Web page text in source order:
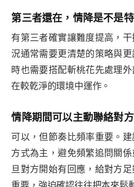
第三者還在，情降是不是
有第三者確實讓難度提高，
況通常需要更清楚的策略與
時也需要搭配斬桃花先處理
在較乾淨的環境中運作。
情降期間可以主動聯絡對
可以，但節奏比頻率重要。
方式為主，避免頻繁追問關
旦對方開始有回應，給對方